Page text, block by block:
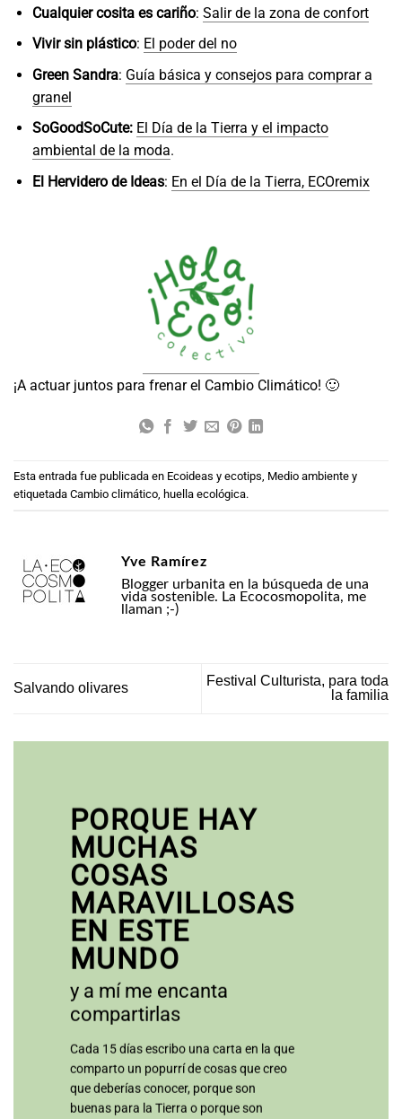
Cualquier cosita es cariño: Salir de la zona de confort
Vivir sin plástico: El poder del no
Green Sandra: Guía básica y consejos para comprar a
granel
SoGoodSoCute: El Día de la Tierra y el impacto
ambiental de la moda.
El Hervidero de Ideas: En el Día de la Tierra, ECOremix
¡A actuar juntos para frenar el Cambio Climático! 🙂
Esta entrada fue publicada en Ecoideas y ecotips Medio ambiente y
etiquetada Cambio climático huella ecológica.
Yve Ramírez
Blogger urbanita en la búsqueda de una
vida sostenible. La Ecocosmopolita, me
llaman ;-)
Salvando olivares
Festival Culturista, para toda
la familia
PORQUE HAY
MUCHAS
COSAS
MARAVILLOSAS
EN ESTE
MUNDO
y a mí me encanta
compartirlas
Cada 15 días escribo una carta en la que
comparto un popurrí de cosas que creo
que deberías conocer, porque son
buenas para la Tierra o porque son